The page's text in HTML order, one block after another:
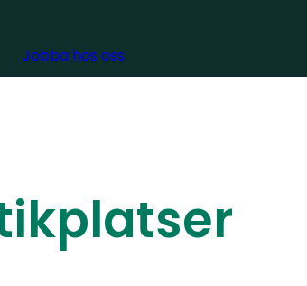
Jobba hos oss